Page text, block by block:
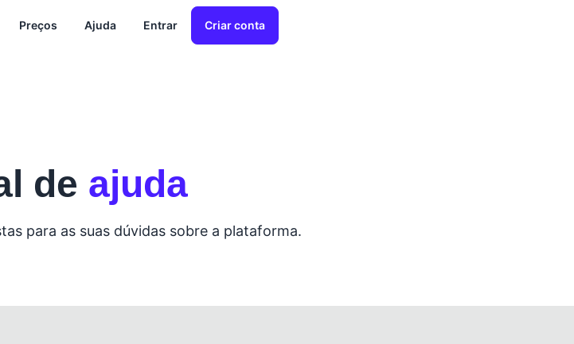
Preços Ajuda Entrar Criar conta
de ajuda
para as suas dúvidas sobre a plataforma.